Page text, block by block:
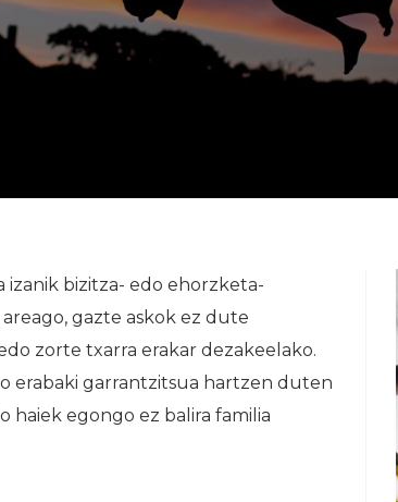
bizitza- edo ehorzketa-
gazte askok ez dute
zorte txarra erakar dezakeelako.
erabaki garrantzitsua hartzen duten
egongo ez balira familia